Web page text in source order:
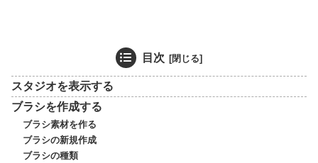
目次
スタジオを表示する
ブラシを作成する
ブラシ素材を作る
ブラシの新規作成
ブラシの種類